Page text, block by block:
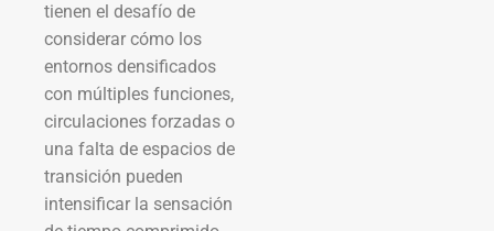
tienen el desafío de
considerar cómo los
entornos densificados
con múltiples funciones,
circulaciones forzadas o
una falta de espacios de
transición pueden
intensificar la sensación